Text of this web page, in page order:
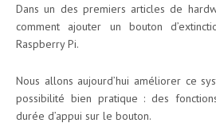
Dans un des premiers articles de
comment ajouter un bouton
Raspberry Pi.
Nous allons aujourd’hui améliorer ce
possibilité bien pratique : des
durée d’appui sur le bouton.